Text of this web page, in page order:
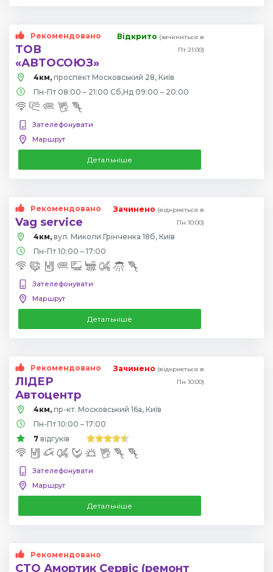
Рекомендовано
ТОВ
«АВТОСОЮЗ»
Відкрито (зачиниться в
Пт 21:00)
4км, проспект Московський 28, Київ
Пн-Пт 08:00 – 21:00 Сб,Нд 09:00 – 20:00
Зателефонувати
Маршрут
Детальніше
Рекомендовано
Vag service
Зачинено (відкриється в
Пн 10:00)
4км, вул. Миколи Грінченка 18б, Київ
Пн-Пт 10:00 – 17:00
Зателефонувати
Маршрут
Детальніше
Рекомендовано
ЛІДЕР
Автоцентр
Зачинено (відкриється в
Пн 10:00)
4км, пр-кт. Московський 16а, Київ
Пн-Пт 10:00 – 17:00
7 відгуків
Зателефонувати
Маршрут
Детальніше
Рекомендовано
СТО Амортик Сервіс (ремонт